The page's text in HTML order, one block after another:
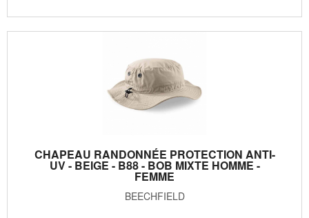
CHAPEAU RANDONNÉE PROTECTION ANTI-
UV - BEIGE - B88 - BOB MIXTE HOMME -
FEMME
BEECHFIELD